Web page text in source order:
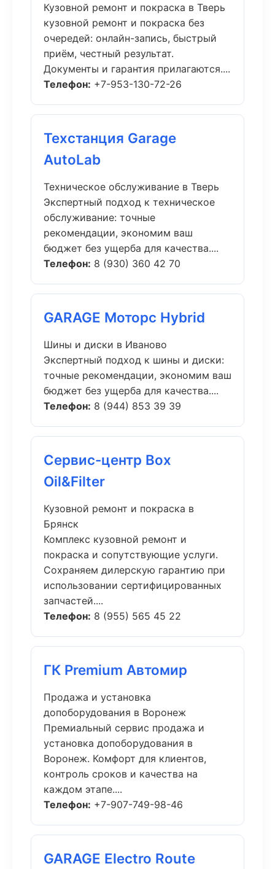
Кузовной ремонт и покраска в Тверь
кузовной ремонт и покраска без
очередей: онлайн-запись, быстрый
приём, честный результат.
Документы и гарантия прилагаются....
Телефон: +7-953-130-72-26
Техстанция Garage
AutoLab
Техническое обслуживание в Тверь
Экспертный подход к техническое
обслуживание: точные
рекомендации, экономим ваш
бюджет без ущерба для качества....
Телефон: 8 (930) 360 42 70
GARAGE Моторс Hybrid
Шины и диски в Иваново
Экспертный подход к шины и диски:
точные рекомендации, экономим ваш
бюджет без ущерба для качества....
Телефон: 8 (944) 853 39 39
Сервис-центр Box
Oil&Filter
Кузовной ремонт и покраска в
Брянск
Комплекс кузовной ремонт и
покраска и сопутствующие услуги.
Сохраняем дилерскую гарантию при
использовании сертифицированных
запчастей....
Телефон: 8 (955) 565 45 22
ГК Premium Автомир
Продажа и установка
допоборудования в Воронеж
Премиальный сервис продажа и
установка допоборудования в
Воронеж. Комфорт для клиентов,
контроль сроков и качества на
каждом этапе....
Телефон: +7-907-749-98-46
GARAGE Electro Route